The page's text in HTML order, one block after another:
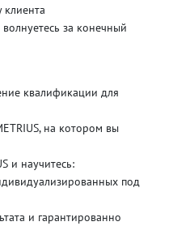
клиента
за конечный
квалификации для
на котором вы
и научитесь:
под
и гарантированно